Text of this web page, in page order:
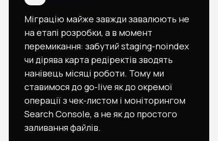
Міграцію майже завжди завалюють не
на етапі розробки, а в момент
перемикання: забутий staging-noindex
чи дірява карта редіректів зводять
нанівець місяці роботи. Тому ми
ставимося до go-live як до окремої
операції з чек-листом і моніторингом
Search Console, а не як до простого
заливання файлів.